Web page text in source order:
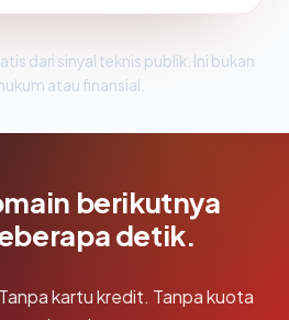
dari sinyal teknis publik. Ini bukan
atau finansial.
berikutnya
detik.
kartu kredit. Tanpa kuota